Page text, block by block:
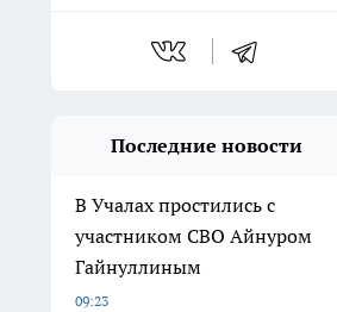
Последние новости
В Учалах простились с
участником СВО Айнуром
Гайнуллиным
09:23